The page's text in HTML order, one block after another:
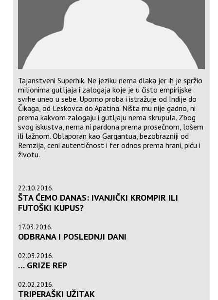
Tajanstveni Superhik. Ne jeziku nema dlaka jer ih je spržio
milionima gutljaja i zalogaja koje je u čisto empirijske
svrhe uneo u sebe. Uporno proba i istražuje od Indije do
Čikaga, od Leskovca do Apatina. Ništa mu nije gadno, ni
prema kakvom zalogaju i gutljaju nema skrupula. Zbog
svog iskustva, nema ni pardona prema prosečnom, lošem
ili lažnom. Oblaporan kao Gargantua, bezobrazniji od
Remzija, ceni autentičnost i fer odnos prema hrani, piću i
životu.
22.10.2016.
ŠTA ĆEMO DANAS: IVANJIČKI KROMPIR ILI
FUTOŠKI KUPUS?
17.03.2016.
ODBRANA I POSLEDNJI DANI
02.03.2016.
… GRIZE REP
02.02.2016.
TRIPERAŠKI UŽITAK